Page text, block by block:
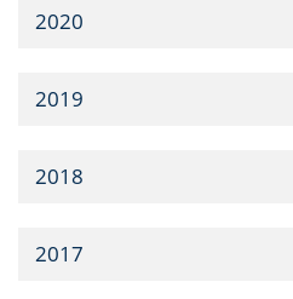
2020
2019
2018
2017